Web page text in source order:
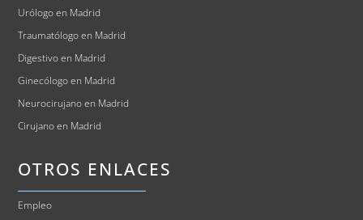
Urólogo en Madrid
Traumatólogo en Madrid
Digestivo en Madrid
Ginecólogo en Madrid
Neurocirujano en Madrid
Cirujano en Madrid
OTROS ENLACES
Empleo